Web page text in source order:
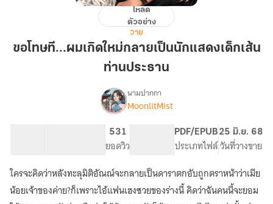
ขอโทษ
เกิด
ประธาน
โหลด
ตัวอย่าง
วาย
ขอโทษที...ผมเกิดใหม่กลายเป็นนักแสดงเด็กเส้น
ท่านประธาน
เรื่อง
กลาย
เป็น
นัก
นามปากกา
MoonlitMist
531
ยอดวิว
PDF/EPUB
ประเภทไฟล์
25 มิ.ย. 68
วันที่วางขาย
ใครจะคิดว่าหลังทะลุมิติอัณณ์จะกลายเป็นดาราตกอับถูกตราหน้าว่าเมีย
น้อยเจ้าของค่าย?ก็เพราะไอ้แฟนเฮงซวยของร่างนี้ คิดว่าฉันคนนี้จะยอม